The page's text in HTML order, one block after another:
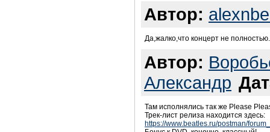
Автор:
Да,жалко,что концерт не
Автор:
Александр
Там исполнялись так же Please
Трек-лист релиза находится здесь:
https://www.beatles.ru/postman/